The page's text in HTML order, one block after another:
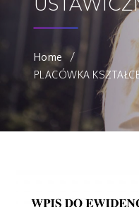
Home
PLACÓWKA